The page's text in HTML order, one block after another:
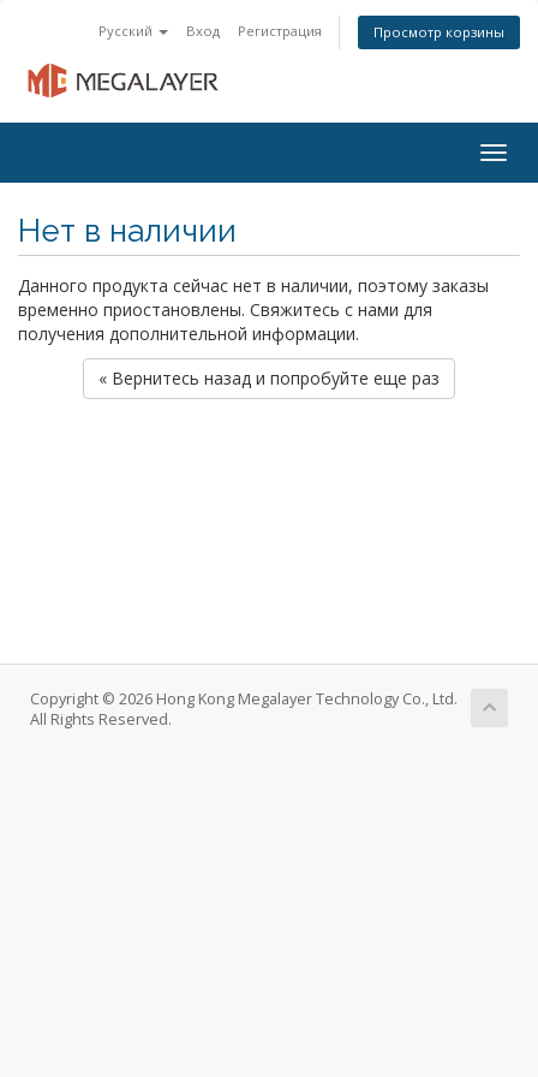
Русский Вход Регистрация Просмотр корзины
Нет в наличии
Данного продукта сейчас нет в наличии, поэтому заказы
временно приостановлены. Свяжитесь с нами для
получения дополнительной информации.
« Вернитесь назад и попробуйте еще раз
Copyright © 2026 Hong Kong Megalayer Technology Co., Ltd.
All Rights Reserved.